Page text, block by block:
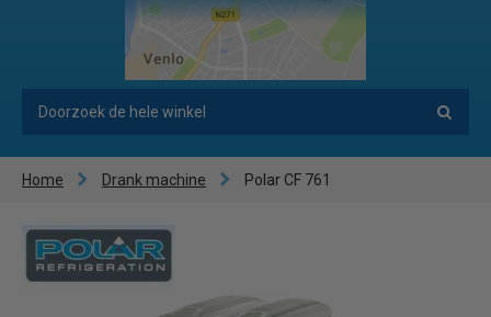
Home Drank machine Polar CF 761